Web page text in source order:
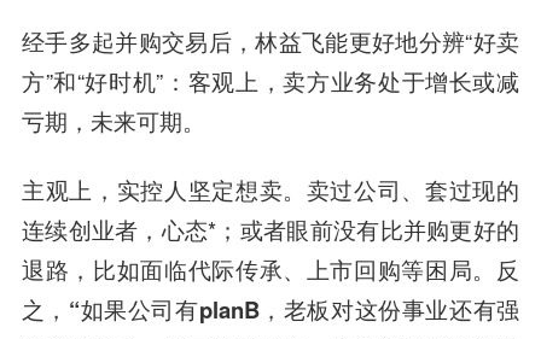
经手多起并购交易后，林益飞能更好地分辨“好卖
方”和“好时机”： 客观上，卖方业务处于增长或减
亏期，未来可期。
主观上，实控人坚定想卖。卖过公司、套过现的
连续创业者，心态*；或者眼前没有比并购更好的
退路，比如面临代际传承、上市回购等困局。 反
之，“如果公司有planB，老板对这份事业还有强